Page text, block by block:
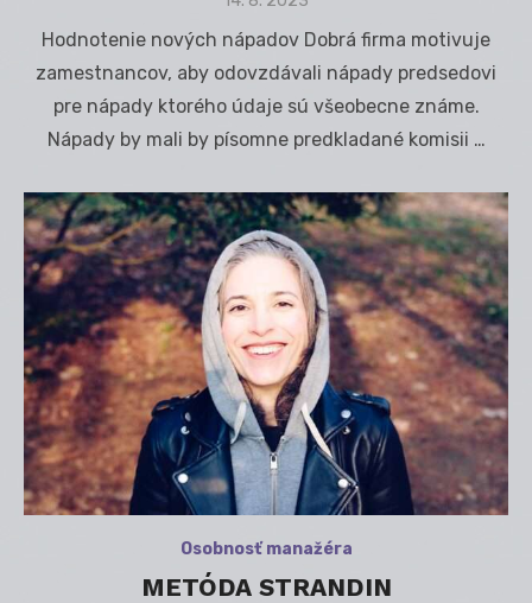
Hodnotenie nových nápadov Dobrá firma motivuje
zamestnancov, aby odovzdávali nápady predsedovi
pre nápady ktorého údaje sú všeobecne známe.
Nápady by mali by písomne predkladané komisii …
Osobnosť manažéra
METÓDA STRANDIN